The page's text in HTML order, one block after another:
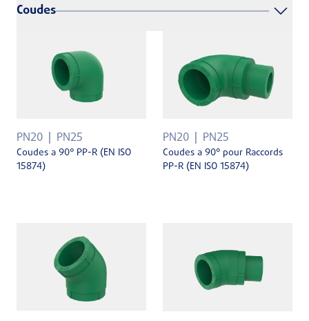
Coudes
PN20 PN25
Coudes a 90° PP-R (EN ISO
15874)
PN20 PN25
Coudes a 90° pour Raccords
PP-R (EN ISO 15874)